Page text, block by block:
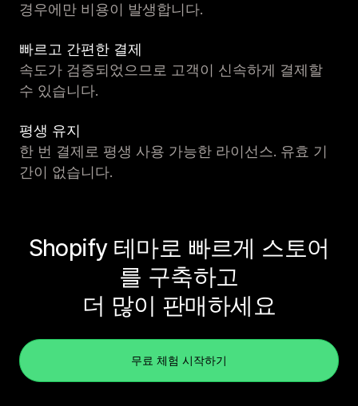
경우에만 비용이 발생합니다.
빠르고 간편한 결제
속도가 검증되었으므로 고객이 신속하게 결제할
수 있습니다.
평생 유지
한 번 결제로 평생 사용 가능한 라이선스. 유효 기
간이 없습니다.
Shopify 테마로 빠르게 스토어
를 구축하고
더 많이 판매하세요
무료 체험 시작하기